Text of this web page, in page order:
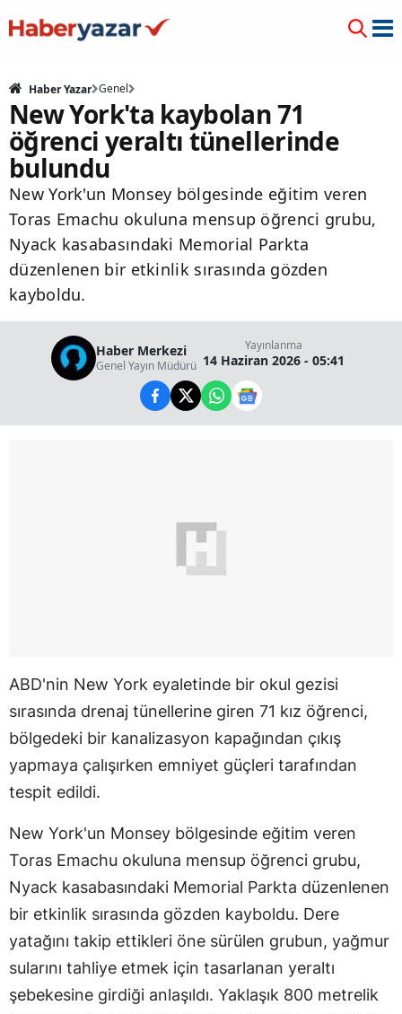
Haber Yazar Genel
New York'ta kaybolan 71
öğrenci yeraltı tünellerinde
bulundu
New York'un Monsey bölgesinde eğitim veren
Toras Emachu okuluna mensup öğrenci grubu,
Nyack kasabasındaki Memorial Parkta
düzenlenen bir etkinlik sırasında gözden
kayboldu.
Haber Merkezi
Genel Yayın Müdürü
Yayınlanma
14 Haziran 2026 - 05:41
ABD'nin New York eyaletinde bir okul gezisi
sırasında drenaj tünellerine giren 71 kız öğrenci,
bölgedeki bir kanalizasyon kapağından çıkış
yapmaya çalışırken emniyet güçleri tarafından
tespit edildi.
New York'un Monsey bölgesinde eğitim veren
Toras Emachu okuluna mensup öğrenci grubu,
Nyack kasabasındaki Memorial Parkta düzenlenen
bir etkinlik sırasında gözden kayboldu. Dere
yatağını takip ettikleri öne sürülen grubun, yağmur
sularını tahliye etmek için tasarlanan yeraltı
şebekesine girdiği anlaşıldı. Yaklaşık 800 metrelik